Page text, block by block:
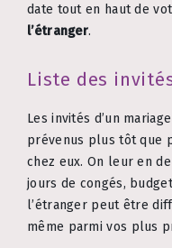
date tout en haut de
l’étranger.
Liste des
Les invités d’un
prévenus plus tôt que
chez eux. On leur en
jours de congés,
l’étranger peut être
même parmi vos plus